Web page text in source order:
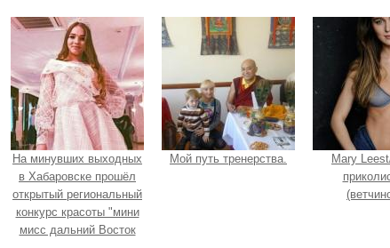
На минувших выходных
в Хабаровске прошёл
открытый региональный
конкурс красоты "мини
мисс дальний Восток
Мой путь тренерства.
Mary